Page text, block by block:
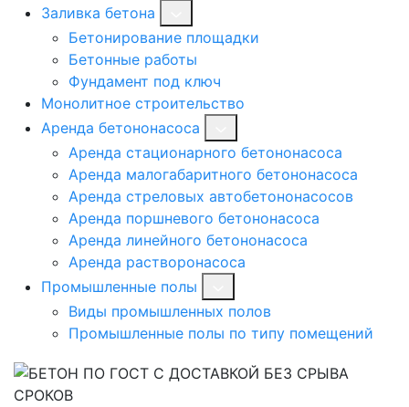
Заливка бетона
Бетонирование площадки
Бетонные работы
Фундамент под ключ
Монолитное строительство
Аренда бетононасоса
Аренда стационарного бетононасоса
Аренда малогабаритного бетононасоса
Аренда стреловых автобетононасосов
Аренда поршневого бетононасоса
Аренда линейного бетононасоса
Аренда растворонасоса
Промышленные полы
Виды промышленных полов
Промышленные полы по типу помещений